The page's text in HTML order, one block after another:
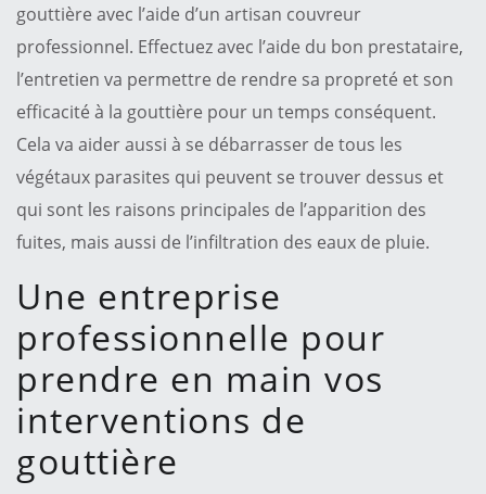
gouttière avec l’aide d’un artisan couvreur
professionnel. Effectuez avec l’aide du bon prestataire,
l’entretien va permettre de rendre sa propreté et son
efficacité à la gouttière pour un temps conséquent.
Cela va aider aussi à se débarrasser de tous les
végétaux parasites qui peuvent se trouver dessus et
qui sont les raisons principales de l’apparition des
fuites, mais aussi de l’infiltration des eaux de pluie.
Une entreprise
professionnelle pour
prendre en main vos
interventions de
gouttière